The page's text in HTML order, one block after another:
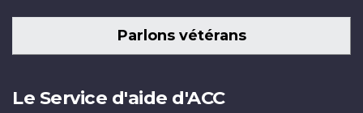
Parlons vétérans
Le Service d'aide d'ACC